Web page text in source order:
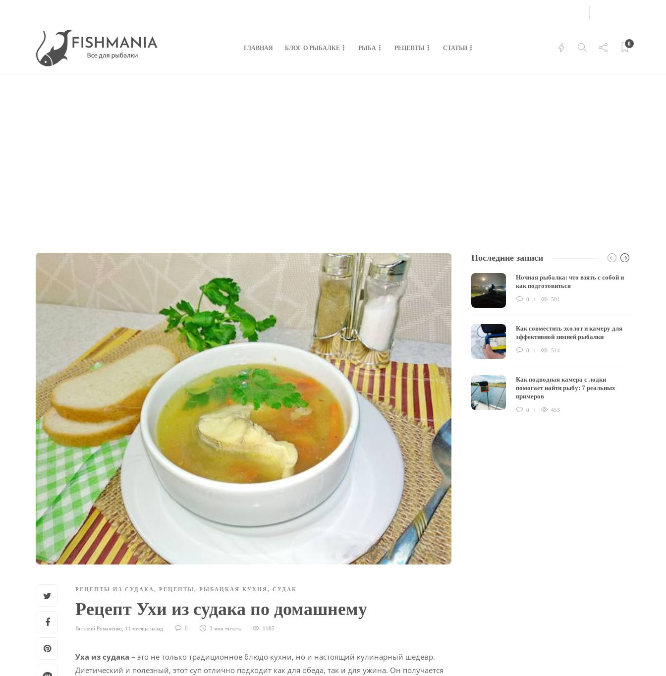
ГЛАВНАЯ БЛОГ О РЫБАЛКЕ РЫБА РЕЦЕПТЫ СТАТЬИ
0
РЕЦЕПТЫ ИЗ СУДАКА , РЕЦЕПТЫ, РЫБАЦКАЯ КУХНЯ, СУДАК
Рецепт Ухи из судака по домашнему
Виталий Романенко 11 месяца назад 0 3 мин читать 1185
Уха из судака – это не только традиционное блюдо кухни, но и настоящий кулинарный шедевр.
Диетический и полезный, этот суп отлично подходит как для обеда, так и для ужина. Он получается
Последние записи
Ночная рыбалка: что взять с собой и
как подготовиться
0 501
Как совместить эхолот и камеру для
эффективной зимней рыбалки
0 514
Как подводная камера с лодки
помогает найти рыбу: 7 реальных
примеров
0 453